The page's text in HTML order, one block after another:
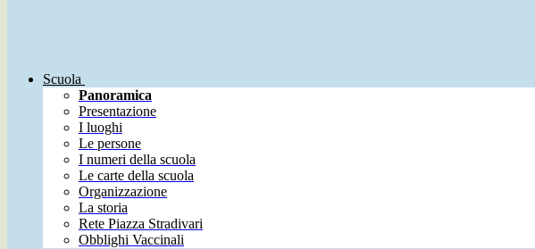
Scuola
Panoramica
Presentazione
I luoghi
Le persone
I numeri della scuola
Le carte della scuola
Organizzazione
La storia
Rete Piazza Stradivari
Obblighi Vaccinali